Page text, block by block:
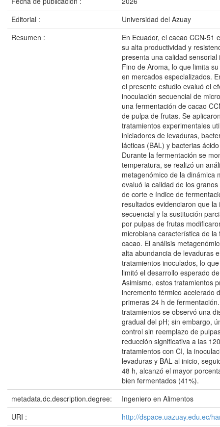
Editorial :
Universidad del Azuay
Resumen :
En Ecuador, el cacao CCN-51
su alta productividad y
presenta una calidad sensorial
Fino de Aroma, lo que limita
en mercados especializados.
el presente estudio evaluó el
inoculación secuencial de
una fermentación de cacao
de pulpa de frutas. Se
tratamientos experimentales
iniciadores de levaduras,
lácticas (BAL) y bacterias
Durante la fermentación se
temperatura, se realizó un
metagenómico de la dinámica
evaluó la calidad de los
de corte e índice de
resultados evidenciaron que la
secuencial y la sustitución
por pulpas de frutas
microbiana característica de la
cacao. El análisis
alta abundancia de levaduras
tratamientos inoculados, lo
limitó el desarrollo esperado
Asimismo, estos tratamientos
incremento térmico acelerado
primeras 24 h de
tratamientos se observó una
gradual del pH; sin embargo,
control sin reemplazo de
reducción significativa a las
tratamientos con CI, la
levaduras y BAL al inicio,
48 h, alcanzó el mayor
bien fermentados (41%).
metadata.dc.description.degree:
Ingeniero en Alimentos
URI :
http://dspace.uazuay.edu.ec/